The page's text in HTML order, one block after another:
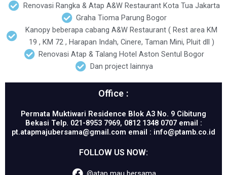
Renovasi Rangka & Atap A&W Restaurant Kota Tua Jakarta
Graha Tioma Parung Bogor
Kanopy beberapa cabang A&W Restaurant ( Rest area KM
19 , KM 72 , Harapan Indah, Cinere, Taman Mini, Pluit dll )
Renovasi Atap & Talang Hotel Aston Sentul Bogor
Dan project lainnya
Office :
Permata Muktiwari Residence Blok A3 No. 9 Cibitung
Bekasi Telp. 021-8953 7969, 0812 1348 0707 email :
pt.atapmajubersama@gmail.com email : info@ptamb.co.id
FOLLOW US NOW: